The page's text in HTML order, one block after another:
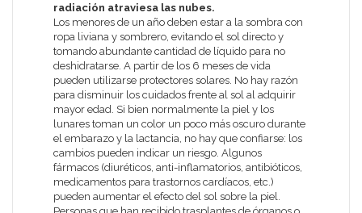
radiación atraviesa las nubes.
Los menores de un año deben estar a la sombra con
ropa liviana y sombrero, evitando el sol directo y
tomando abundante cantidad de líquido para no
deshidratarse. A partir de los 6 meses de vida
pueden utilizarse protectores solares. No hay razón
para disminuir los cuidados frente al sol al adquirir
mayor edad. Si bien normalmente la piel y los
lunares toman un color un poco más oscuro durante
el embarazo y la lactancia, no hay que confiarse: los
cambios pueden indicar un riesgo. Algunos
fármacos (diuréticos, anti-inflamatorios, antibióticos,
medicamentos para trastornos cardíacos, etc.)
pueden aumentar el efecto del sol sobre la piel.